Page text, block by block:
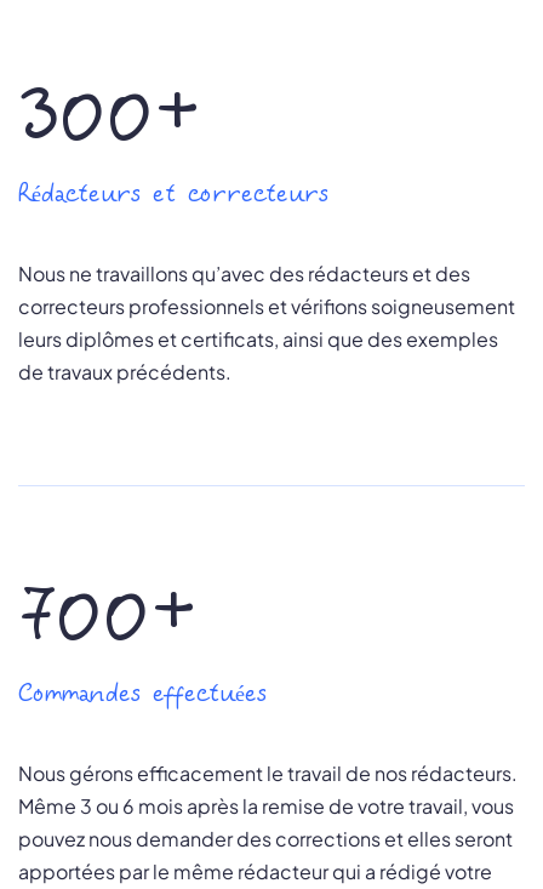
300+
Rédacteurs et correcteurs
Nous ne travaillons qu’avec des rédacteurs et des
correcteurs professionnels et vérifions soigneusement
leurs diplômes et certificats, ainsi que des exemples
de travaux précédents.
700+
Commandes effectuées
Nous gérons efficacement le travail de nos rédacteurs.
Même 3 ou 6 mois après la remise de votre travail, vous
pouvez nous demander des corrections et elles seront
apportées par le même rédacteur qui a rédigé votre